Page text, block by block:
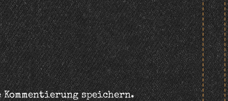
Kommentierung speichern.